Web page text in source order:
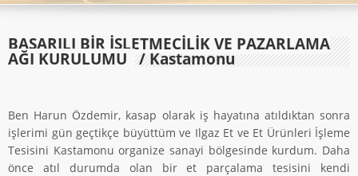
BAŞARILI BIR İŞLETMECILIK VE PAZARLAMA
AĞI KURULUMU / Kastamonu
Ben Harun Özdemir, kasap olarak iş hayatına atıldıktan sonra
işlerimi gün geçtikçe büyüttüm ve Ilgaz Et ve Et Ürünleri İşleme
Tesisini Kastamonu organize sanayi bölgesinde kurdum. Daha
önce atıl durumda olan bir et parçalama tesisini kendi